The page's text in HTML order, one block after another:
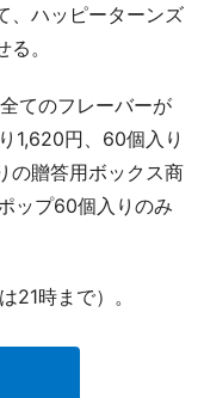
、ハッピーターンズ
。
てのフレーバーが
1,620円、60個入り
の贈答用ボックス商
ップ60個入りのみ
時まで）。